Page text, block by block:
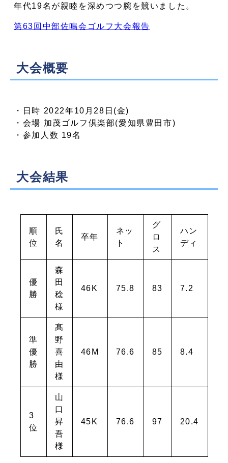
年代19名が親睦を深めつつ腕を競いました。
第63回中部佐鳴会ゴルフ大会報告
大会概要
・日時 2022年10月28日(金)
・会場 加茂ゴルフ倶楽部(愛知県豊田市)
・参加人数 19名
大会結果
順
位
氏
名
卒年
ネッ
ト
グ
ロ
ス
ハン
ディ
優
勝
森
田
稔
様
46K 75.8 83 7.2
準
優
勝
髙
野
喜
由
様
46M 76.6 85 8.4
3
位
山
口
昇
吾
様
45K 76.6 97 20.4